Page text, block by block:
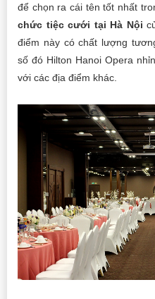
để chọn ra cái tên tốt nhất
chức tiệc cưới tại Hà Nội
điểm này có chất lượng
số đó Hilton Hanoi Opera
với các địa điểm khác.